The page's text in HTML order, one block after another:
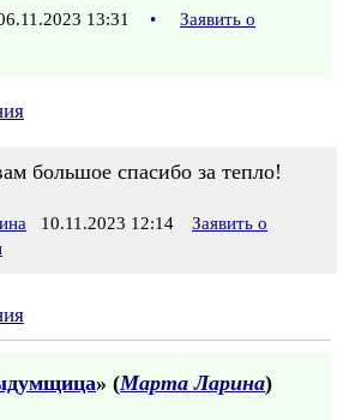
13:31 •
Заявить о
большое спасибо за тепло!
10.11.2023 12:14
Заявить о
» (Марта Ларина)